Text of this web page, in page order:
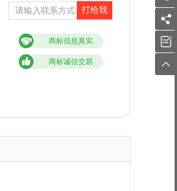
打给我
商标信息真实
商标诚信交易


